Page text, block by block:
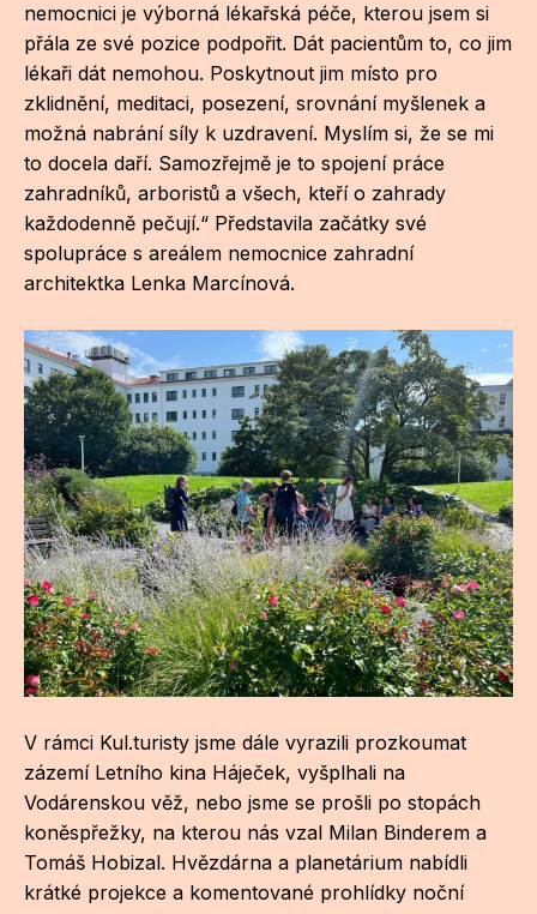
nemocnici je výborná lékařská péče, kterou jsem si
přála ze své pozice podpořit. Dát pacientům to, co jim
lékaři dát nemohou. Poskytnout jim místo pro
zklidnění, meditaci, posezení, srovnání myšlenek a
možná nabrání síly k uzdravení. Myslím si, že se mi
to docela daří. Samozřejmě je to spojení práce
zahradníků, arboristů a všech, kteří o zahrady
každodenně pečují.“ Představila začátky své
spolupráce s areálem nemocnice zahradní
architektka Lenka Marcínová.
V rámci Kul.turisty jsme dále vyrazili prozkoumat
zázemí Letního kina Háječek, vyšplhali na
Vodárenskou věž, nebo jsme se prošli po stopách
koněspřežky, na kterou nás vzal Milan Binderem a
Tomáš Hobizal. Hvězdárna a planetárium nabídli
krátké projekce a komentované prohlídky noční